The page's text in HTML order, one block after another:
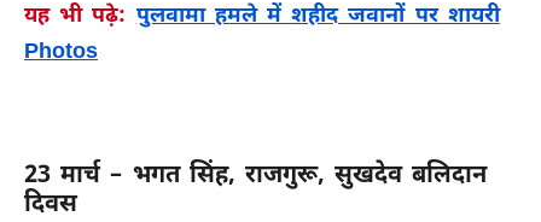
यह भी पढ़े:पुलवामा हमले में शहीद जवानों पर शायरी
Photos
23 मार्च – भगत सिंह, राजगुरू, सुखदेव बलिदान
दिवस